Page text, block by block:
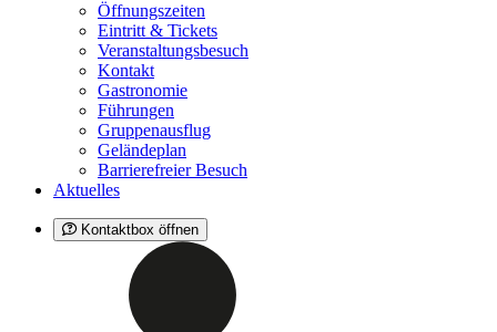
Öffnungszeiten
Eintritt & Tickets
Veranstaltungsbesuch
Kontakt
Gastronomie
Führungen
Gruppenausflug
Geländeplan
Barrierefreier Besuch
Aktuelles
Kontaktbox öffnen